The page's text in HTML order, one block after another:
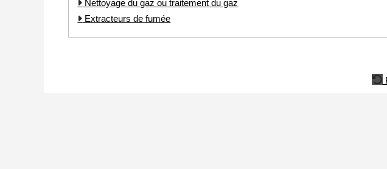
Nettoyage du gaz ou traitement du gaz
Extracteurs de fumée